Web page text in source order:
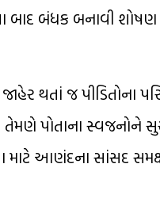
બાદ બંધક બનાવી
થતાં જ પીડિતોના
પોતાના સ્વજનોને
માટે આણંદના સાંસદ